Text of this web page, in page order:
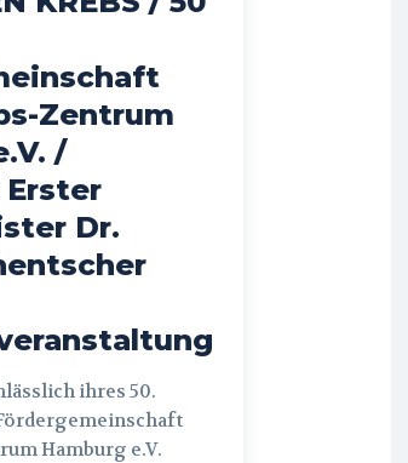
Zentrum
/
Erster
Dr.
Hamburg e.V.